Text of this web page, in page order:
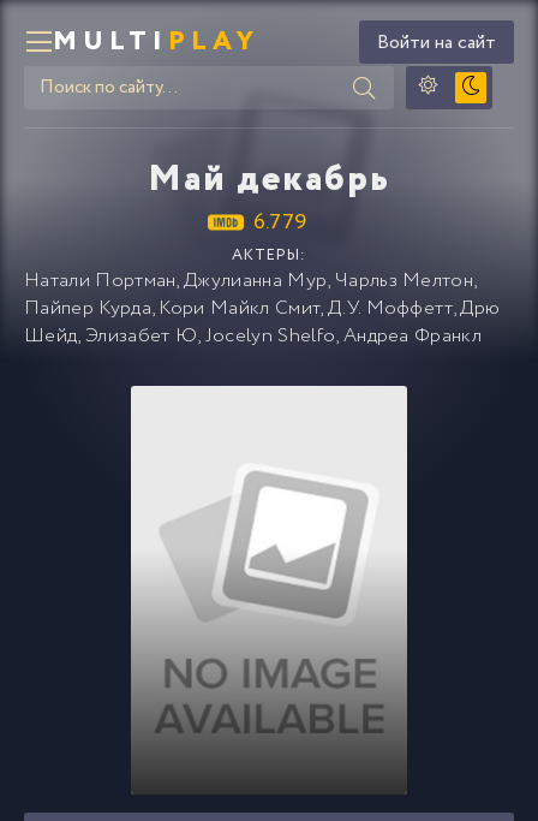
MULTI PLAY Войти на сайт
Май декабрь
6.779
АКТЕРЫ:
Натали Портман,Джулианна Мур, Чарльз Мелтон,
Пайпер Курда, Кори Майкл Смит,Д.У. Моффетт,Дрю
Шейд,Элизабет Ю,Jocelyn Shelfo,Андреа Франкл